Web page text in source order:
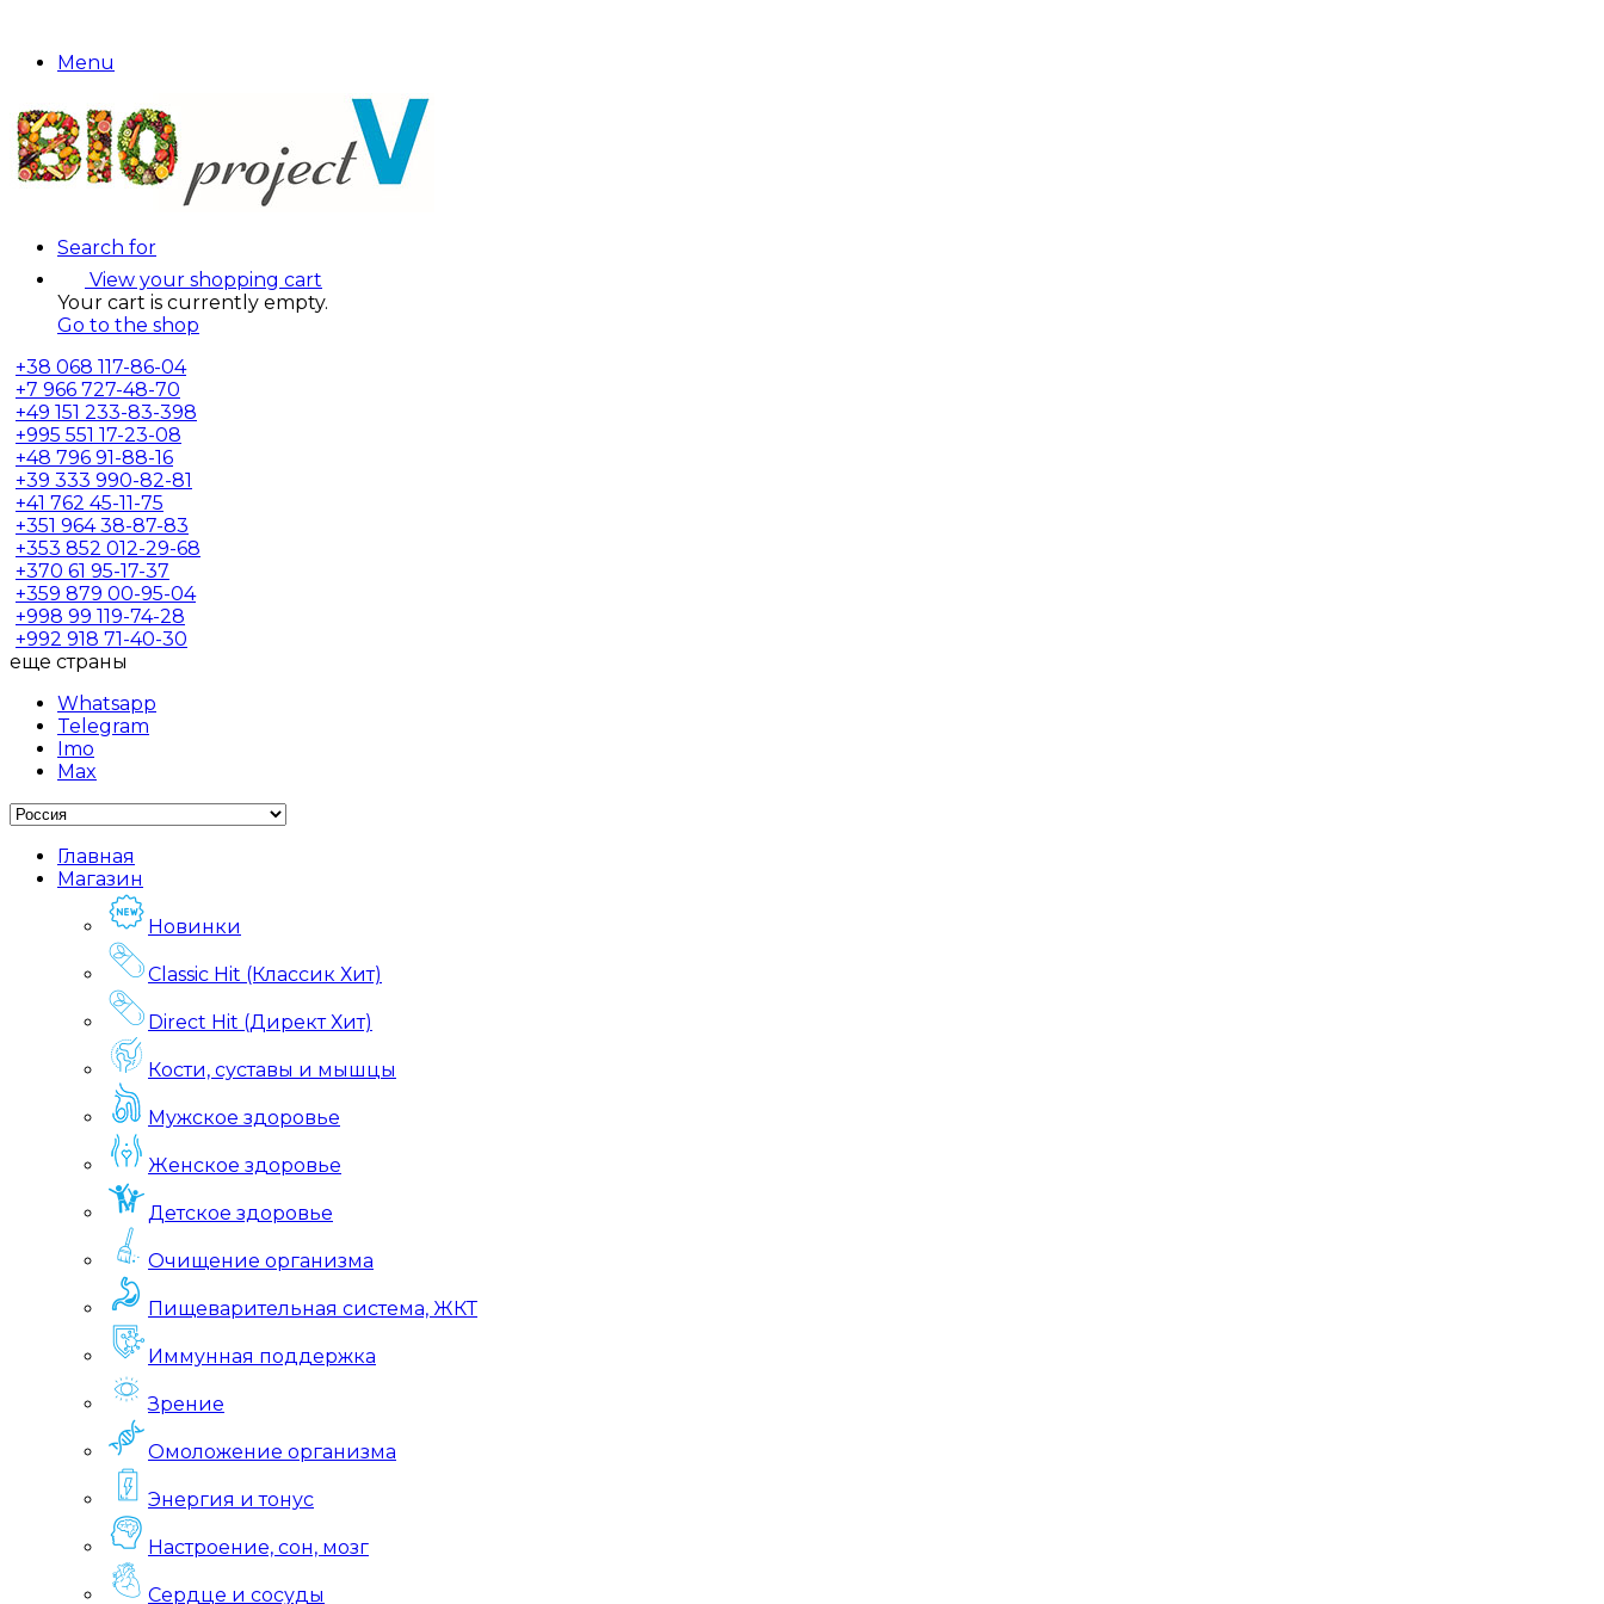
Menu
Search for
View your shopping cart
Your cart is currently empty.
Go to the shop
+38 068 117-86-04
+7 966 727-48-70
+49 151 233-83-398
+995 551 17-23-08
+48 796 91-88-16
+39 333 990-82-81
+41 762 45-11-75
+351 964 38-87-83
+353 852 012-29-68
+370 61 95-17-37
+359 879 00-95-04
+998 99 119-74-28
+992 918 71-40-30
еще страны
Whatsapp
Telegram
Imo
Max
Главная
Магазин
Новинки
Classic Hit (Классик Хит)
Direct Hit (Директ Хит)
Кости, суставы и мышцы
Мужское здоровье
Женское здоровье
Детское здоровье
Очищение организма
Пищеварительная система, ЖКТ
Иммунная поддержка
Зрение
Омоложение организма
Энергия и тонус
Настроение, сон, мозг
Сердце и сосуды